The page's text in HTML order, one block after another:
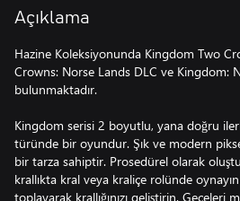
Açıklama
Hazine Koleksiyonunda Kingdom Two
Crowns: Norse Lands DLC ve Kingdom:
bulunmaktadır.
Kingdom serisi 2 boyutlu, yana doğru
türünde bir oyundur. Şık ve modern
bir tarza sahiptir. Prosedürel olarak
krallıkta kral veya kraliçe rolünde
toplayarak krallığınızı geliştirin. Geceleri